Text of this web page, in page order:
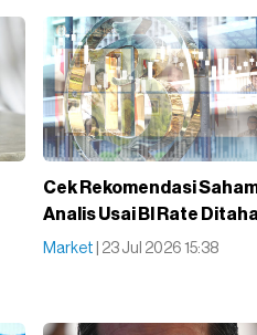
Cek Rekomendasi
Analis Usai BI Rate
Market | 23 Jul 2026 15:38